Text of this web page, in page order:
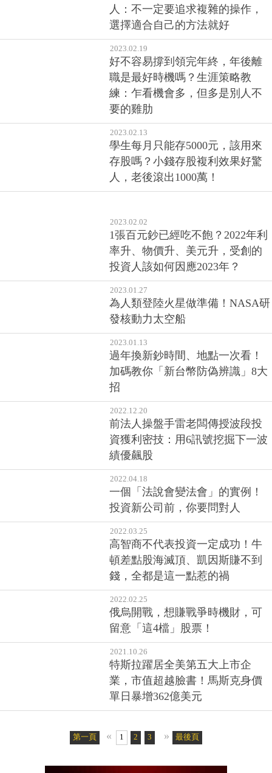
人：不一定要追求複雜的操作，
選擇適合自己的方法就好
2023.02.19
好不容易撐到領完年終，年後離
職是最好時機嗎？生涯策略教
練：乍看機會多，但多是別人不
要的雞肋
2023.02.13
學生每月只能存5000元，該用來
存股嗎？小錢存股複利效果好驚
人，老後滾出1000萬！
2023.02.02
1張百元鈔已經吃不飽？2022年利
率升、物價升、美元升，受創的
投資人該如何因應2023年？
2023.01.27
為人類登陸火星做準備！NASA研
發核動力太空船
2023.01.13
過年換新鈔時間、地點一次看！
加碼教你「新台幣防偽辨識」8大
招
2022.12.20
前法人操盤手雷老闆傳授波段投
資獲利密技：用6訊號挖掘下一波
績優飆股
2022.04.18
一個「法說會變法會」的實例！
投資新公司前，你要問對人
2022.03.25
高智商不代表投資一定成功！牛
頓差點股海滅頂、凱因斯賺不到
錢，全都是這一點惹的禍
2022.02.25
俄烏開戰，想賺戰爭時機財，可
留意「這4檔」股票！
2021.10.26
特斯拉躍居全美第五大上市企
業，市值超越臉書！馬斯克身價
單日暴增362億美元
第一頁 « 1 2 3 » 最後頁